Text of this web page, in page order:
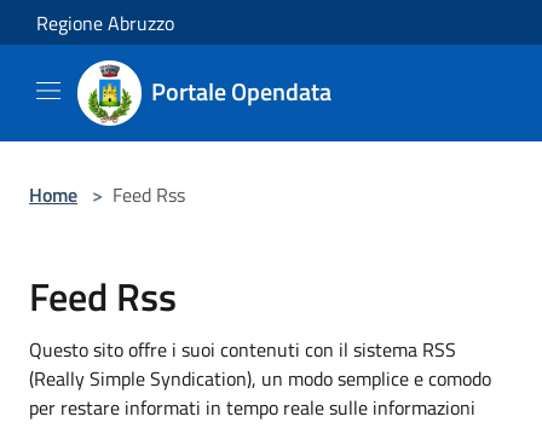
Salta al contenuto principale
Regione Abruzzo
Portale Opendata
Home > Feed Rss
Feed Rss
Questo sito offre i suoi contenuti con il sistema RSS
(Really Simple Syndication), un modo semplice e comodo
per restare informati in tempo reale sulle informazioni